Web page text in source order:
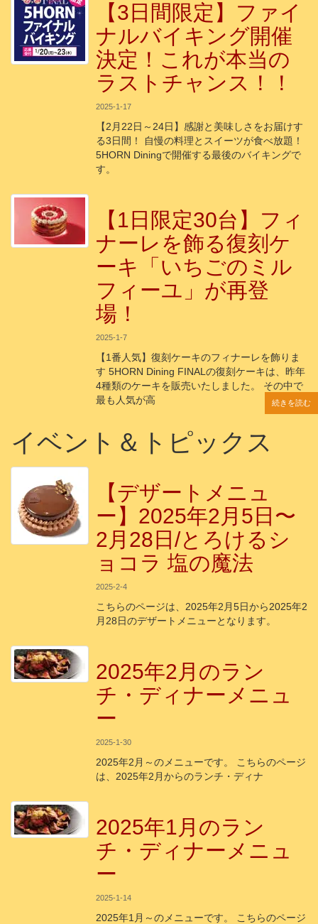
続きを読む
続きを読む
続きを読む
【3日間限定】ファイ
ナルバイキング開催
決定！これが本当の
ラストチャンス！！
2025-1-17
【2月22日～24日】感謝と美味しさをお届けす
る3日間！ 自慢の料理とスイーツが食べ放題！
5HORN Diningで開催する最後のバイキングで
す。
続きを読む
【1日限定30台】フィ
ナーレを飾る復刻ケ
ーキ「いちごのミル
フィーユ」が再登
場！
2025-1-7
【1番人気】復刻ケーキのフィナーレを飾りま
す 5HORN Dining FINALの復刻ケーキは、昨年
4種類のケーキを販売いたしました。 その中で
最も人気が高
続きを読む
イベント＆トピックス
【デザートメニュ
ー】2025年2月5日〜
2月28日/とろけるシ
ョコラ 塩の魔法
2025-2-4
こちらのページは、2025年2月5日から2025年2
月28日のデザートメニューとなります。
2025年2月のラン
チ・ディナーメニュ
ー
2025-1-30
2025年2月～のメニューです。 こちらのページ
は、2025年2月からのランチ・ディナ
2025年1月のラン
チ・ディナーメニュ
ー
2025-1-14
2025年1月～のメニューです。 こちらのページ